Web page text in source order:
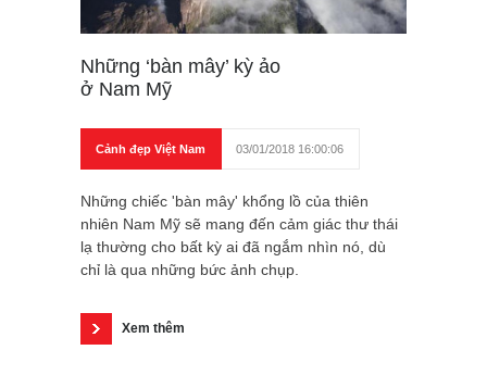
Những ‘bàn mây’ kỳ ảo
ở Nam Mỹ
Cảnh đẹp Việt Nam 03/01/2018 16:00:06
Những chiếc 'bàn mây' khổng lồ của thiên
nhiên Nam Mỹ sẽ mang đến cảm giác thư thái
lạ thường cho bất kỳ ai đã ngắm nhìn nó, dù
chỉ là qua những bức ảnh chụp.
Xem thêm